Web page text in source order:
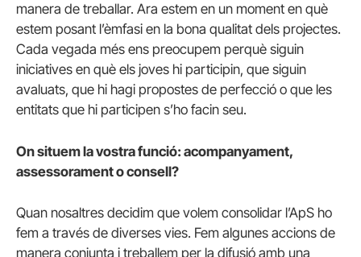
manera de treballar. Ara estem en un moment en què
estem posant l’èmfasi en la bona qualitat dels projectes.
Cada vegada més ens preocupem perquè siguin
iniciatives en què els joves hi participin, que siguin
avaluats, que hi hagi propostes de perfecció o que les
entitats que hi participen s’ho facin seu.
On situem la vostra funció: acompanyament,
assessorament o consell?
Quan nosaltres decidim que volem consolidar l’ApS ho
fem a través de diverses vies. Fem algunes accions de
manera conjunta i treballem per la difusió amb una